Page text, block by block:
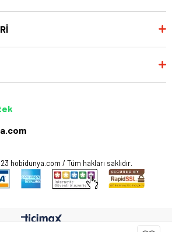
hobidunya.com / Tüm hakları saklıdır.